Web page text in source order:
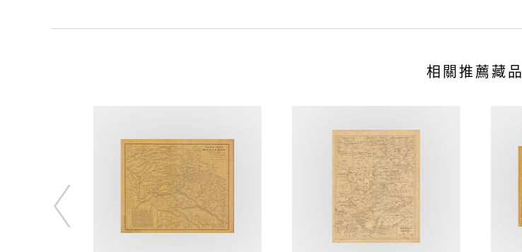
相關推薦藏品